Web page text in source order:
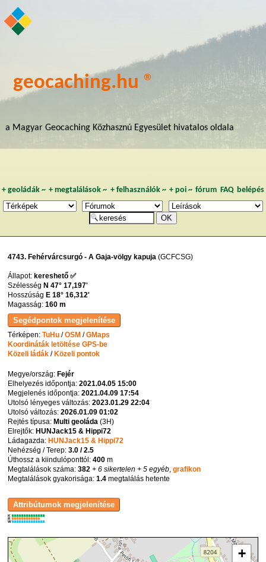
geocaching.hu ®
a Magyar Geocaching Közhasznú Egyesület hivatalos oldala
+ geoládák~ +megtalálások ~ + felhasználók~ + poi~ fórum FAQ belépés
4743. Fehérvárcsurgó - A Gaja-völgy kapuja (GCFCSG)
Állapot: kereshető ✅
Szélesség N 47° 17,197'
Hosszúság E 18° 16,312'
Magasság:160 m
Térképen:TuHu /OSM /GMaps
Koordináták letöltése GPS-be
Közeli ládák / Közeli pontok
Megye/ország: Fejér
Elhelyezés időpontja:2021.04.05 15:00
Megjelenés időpontja:2021.04.09 17:54
Utolsó lényeges változás:2023.01.29 22:04
Utolsó változás:2026.01.09 01:02
Rejtés típusa: Multi geoláda (3H)
Elrejtők: HUNJack15 & Hippi72
Ládagazda: HUNJack15 & Hippi72
Nehézség / Terep:3.0 / 2.5
Úthossz a kiindulóponttól:400 m
Megtalálások száma:382 + 6 sikertelen + 5 egyéb,grafikon
Megtalálások gyakorisága:1.4 megtalálás hetente
K
R
W
+